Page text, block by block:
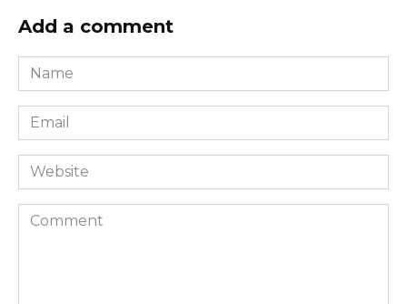
Add a comment
Name
*
Email
*
Website
Comment